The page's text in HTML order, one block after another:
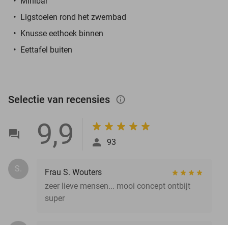
Ligstoelen rond het zwembad
Knusse eethoek binnen
Eettafel buiten
Selectie van recensies info_outlined
9,9 93
S.
Frau S. Wouters
zeer lieve mensen... mooi concept ontbijt
super